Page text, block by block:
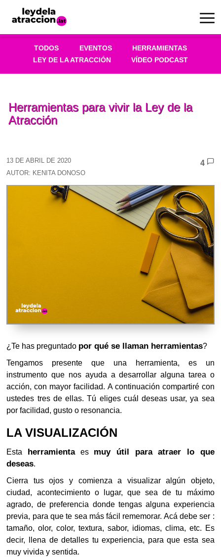
TODOS EVENTOS
HERRAMIENTAS
LEY DE LA ATRACCIÓN
VÍDEO PODCAST
Herramientas para vivir la Ley de la
Atracción
4
13 DE ABRIL DE 2020
AUTOR: KENITA DONOSO
¿Te has preguntado por qué se llaman herramientas?
Tengamos presente que una herramienta, es un
instrumento que nos ayuda a desarrollar alguna tarea o
acción, con mayor facilidad. A continuación compartiré con
ustedes tres de ellas. Tú eliges cuál deseas usar, ya sea
por facilidad, gusto o resonancia.
LA VISUALIZACIÓN
Esta herramientaes muy útil para atraer lo que
deseas.
Cierra tus ojos y comienza a visualizar algún objeto,
ciudad, acontecimiento o lugar, que sea de tu máximo
agrado, de preferencia donde tengas alguna experiencia
previa, para que te sea más fácil rememorar. Acá debe ser :
tamaño, olor, color, textura, sabor, idiomas, clima, etc. Es
decir, llena de detalles tu experiencia, para que esta sea
muy vivida y sentida.